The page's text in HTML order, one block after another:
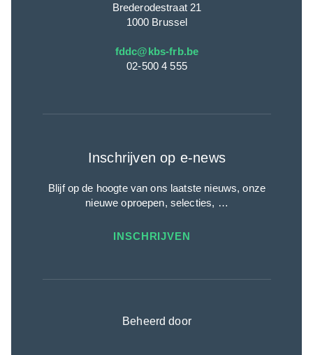
Brederodestraat 21
1000 Brussel
fddc@kbs-frb.be
02-500 4 555
Inschrijven op e-news
Blijf op de hoogte van ons laatste nieuws, onze
nieuwe oproepen, selecties, …
INSCHRIJVEN
Beheerd door